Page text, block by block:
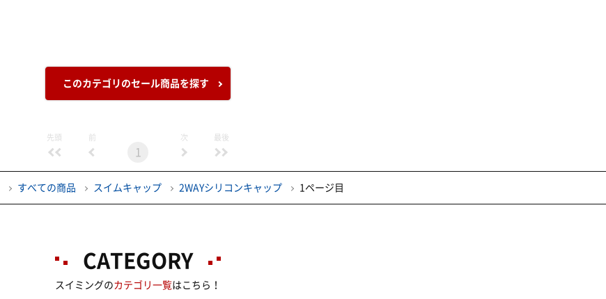
このカテゴリのセール商品を探す
先頭 前
1
次 最後
すべての商品 スイムキャップ 2WAYシリコンキャップ 1ページ目
CATEGORY
スイミングのカテゴリ一覧はこちら！